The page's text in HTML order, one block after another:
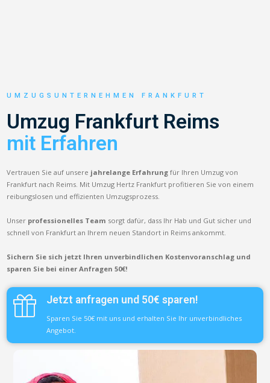
UMZUGSUNTERNEHMEN FRANKFURT
Umzug Frankfurt Reims
mit Erfahren
Vertrauen Sie auf unsere jahrelange Erfahrung für Ihren Umzug von
Frankfurt nach Reims. Mit Umzug Hertz Frankfurt profitieren Sie von einem
reibungslosen und effizienten Umzugsprozess.
Unser professionelles Team sorgt dafür, dass Ihr Hab und Gut sicher und
schnell von Frankfurt an Ihrem neuen Standort in Reims ankommt.
Sichern Sie sich jetzt Ihren unverbindlichen Kostenvoranschlag und
sparen Sie bei einer Anfragen 50€!
Jetzt anfragen und 50€ sparen!
Sparen Sie 50€ mit uns und erhalten Sie Ihr unverbindliches
Angebot.